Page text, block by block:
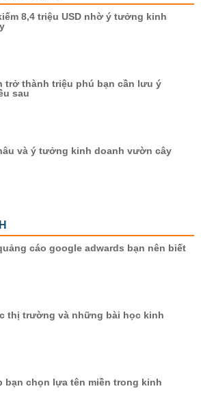
8,4 triệu USD nhờ ý tưởng kinh
trở thành triệu phú bạn cần lưu ý
sau
và ý tưởng kinh doanh vườn cây
cáo google adwards bạn nên biết
thị trường và những bài học kinh
bạn chọn lựa tên miền trong kinh